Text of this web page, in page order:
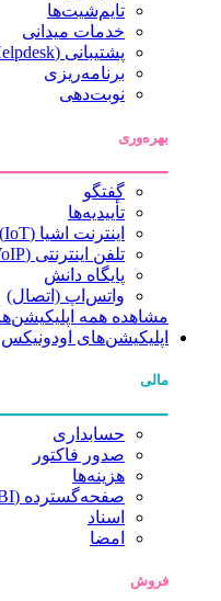
تایم‌شیت‌ها
خدمات میدانی
پشتیبانی (Helpdesk)
برنامه‌ریزی
نوبت‌دهی
بهره‌وری
گفتگو
تأییدیه‌ها
اینترنت اشیا (IoT)
تلفن اینترنتی (VoIP)
پایگاه دانش
واتس‌اپ (اتصال)
مشاهده همه
اپلیکیشن‌های اودونیکس
مالی
حسابداری
صدور فاکتور
هزینه‌ها
صفحه‌گسترده (BI)
اسناد
امضا
فروش